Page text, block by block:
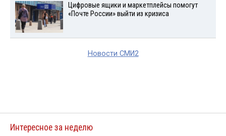
Цифровые ящики и маркетплейсы помогут
«Почте России» выйти из кризиса
Новости СМИ2
Интересное за неделю